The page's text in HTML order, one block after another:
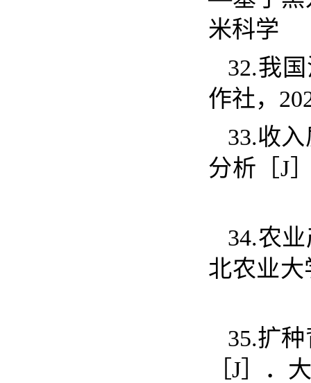
米科学
32.我
作社，
33.收
分析［ J
34.农
北农业
35.扩
J ］．